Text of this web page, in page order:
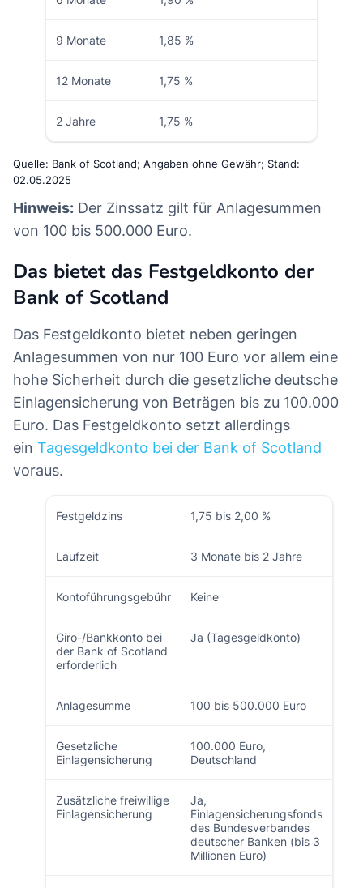
9 Monate 1,85 %
12 Monate 1,75 %
2 Jahre 1,75 %
Quelle: Bank of Scotland; Angaben ohne Gewähr; Stand:
02.05.2025
Hinweis: Der Zinssatz gilt für Anlagesummen
von 100 bis 500.000 Euro.
Das bietet das Festgeldkonto der
Bank of Scotland
Das Festgeldkonto bietet neben geringen
Anlagesummen von nur 100 Euro vor allem eine
hohe Sicherheit durch die gesetzliche deutsche
Einlagensicherung von Beträgen bis zu 100.000
Euro. Das Festgeldkonto setzt allerdings
ein Tagesgeldkonto bei der Bank of Scotland
voraus.
Festgeldzins 1,75 bis 2,00 %
Laufzeit 3 Monate bis 2 Jahre
Kontoführungsgebühr Keine
Giro-/Bankkonto bei
der Bank of Scotland
erforderlich
Ja (Tagesgeldkonto)
Anlagesumme 100 bis 500.000 Euro
Gesetzliche
Einlagensicherung
100.000 Euro,
Deutschland
Zusätzliche freiwillige
Einlagensicherung
Ja,
Einlagensicherungsfonds
des Bundesverbandes
deutscher Banken (bis 3
Millionen Euro)